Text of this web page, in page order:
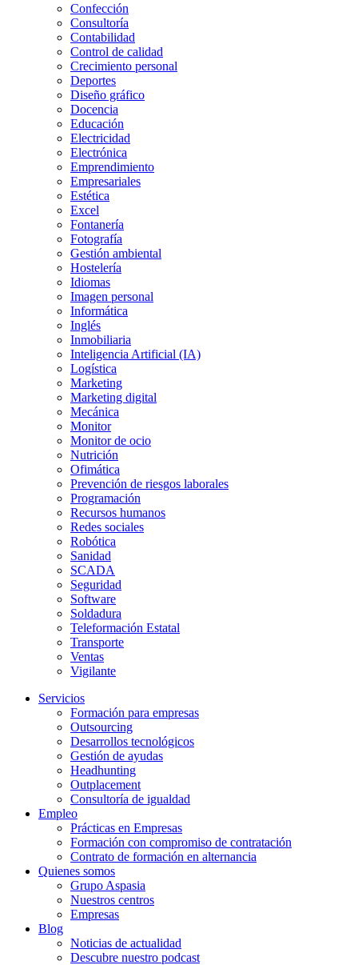
Confección
Consultoría
Contabilidad
Control de calidad
Crecimiento personal
Deportes
Diseño gráfico
Docencia
Educación
Electricidad
Electrónica
Emprendimiento
Empresariales
Estética
Excel
Fontanería
Fotografía
Gestión ambiental
Hostelería
Idiomas
Imagen personal
Informática
Inglés
Inmobiliaria
Inteligencia Artificial (IA)
Logística
Marketing
Marketing digital
Mecánica
Monitor
Monitor de ocio
Nutrición
Ofimática
Prevención de riesgos laborales
Programación
Recursos humanos
Redes sociales
Robótica
Sanidad
SCADA
Seguridad
Software
Soldadura
Teleformación Estatal
Transporte
Ventas
Vigilante
Servicios
Formación para empresas
Outsourcing
Desarrollos tecnológicos
Gestión de ayudas
Headhunting
Outplacement
Consultoría de igualdad
Empleo
Prácticas en Empresas
Formación con compromiso de contratación
Contrato de formación en alternancia
Quienes somos
Grupo Aspasia
Nuestros centros
Empresas
Blog
Noticias de actualidad
Descubre nuestro podcast